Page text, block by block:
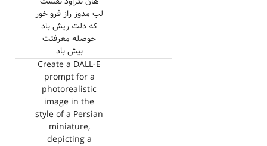
لب مدوز راز فرو خور
که دلت ریش باد
حوصله معرفتت
بیش باد
Create a DALL-E
prompt for a
photorealistic
image in the
style of a Persian
miniature,
depicting a